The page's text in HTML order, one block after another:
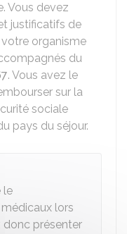
Vous devez
justificatifs de
organisme
du
. Vous avez le
sur la
sociale
pays du séjour.
le
lors
donc présenter